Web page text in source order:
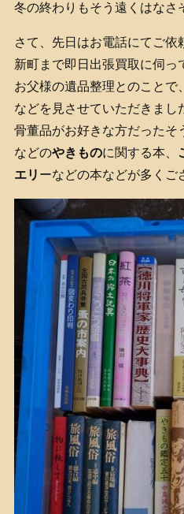
冬の終わりもそう遠くはなさ
さて、先日はお電話にてご
新町まで即日出張買取に伺っ
お父様の遺品整理とのことで
などを見させていただきまし
骨董品がお好きな方だったそ
などのやきものに関する本、
エリ ーなどの本などが多くご